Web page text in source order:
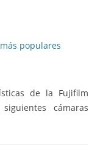
populares
de la Fujifilm
cámaras